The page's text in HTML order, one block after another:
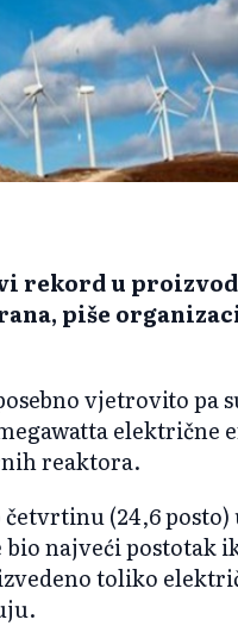
rekord u
piše
vjetrovito pa
električne
reaktora.
(24,6 posto)
najveći postotak
toliko